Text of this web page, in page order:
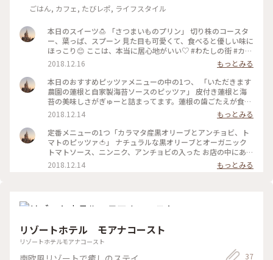
ごはん, カフェ, たびレポ, ライフスタイル
本日のスイーツ🍮 「さつまいものプリン」 切り株のコースタ
ー、葉っぱ、スプーン 見た目も可愛くて、食べると優しい味に
ほっこり😊 ここは、本当に居心地がいい♡ #わたしの街 #カフ
ェ #ピザ
2018.12.16
もっとみる
本日のおすすめピッツァメニューの中の1つ、 「いただきます
農園の蓮根と自家製海苔ソースのピッツァ」 皮付き蓮根と海
苔の美味しさがぎゅーと詰まってます。蓮根の歯ごたえが食欲
をそそります😊 #わたしの街 #カフェ #古民家
2018.12.14
もっとみる
定番メニューの1つ「カラマタ産黒オリーブとアンチョビ、ト
マトのピッツァ🍅」 ナチュラルな黒オリーブとオーガニック
トマトソース、ニンニク、アンチョビの入った お店の中にある
釜で焼かれた薄めのカリッと焼かれたピッツァです。 このピッ
ツァメニューの下に‥ビールが飲みたくなります‥の文字。確
2018.12.14 もっとみる
リゾートホテル モアナコースト
リゾートホテルモアナコースト
37